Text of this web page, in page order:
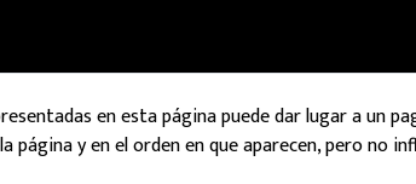
en esta página puede dar lugar a un
página y en el orden en que aparecen, pero no